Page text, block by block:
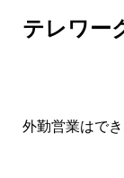
テレワー
外勤営業はで